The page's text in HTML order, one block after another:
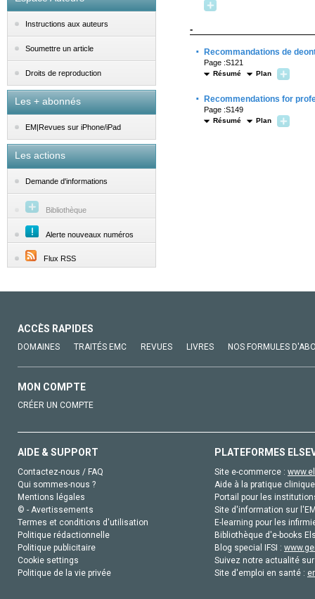
Instructions aux auteurs
Soumettre un article
Droits de reproduction
Les + abonnés
EM|Revues sur iPhone/iPad
Les actions
Demande d'informations
Bibliothèque
Alerte nouveaux numéros
Flux RSS
-
· Recommandations de
Page :S121
Résumé Plan
· Recommendations for
Page :S149
Résumé Plan
ACCÈS RAPIDES
DOMAINES TRAITÉS EMC REVUES LIVRES NOS FORMULES
MON COMPTE
CRÉER UN COMPTE
AIDE & SUPPORT
Contactez-nous / FAQ
Qui sommes-nous ?
Mentions légales
© - Avertissements
Termes et conditions d'utilisation
Politique rédactionnelle
Politique publicitaire
Cookie settings
Politique de la vie privée
PLATEFORMES
Site e-commerce :
Aide à la pratique
Portail pour les
Site d'information sur
E-learning pour les
Bibliothèque d'e-books
Blog special IFSI :
Suivez notre actualité
Site d'emploi en santé :